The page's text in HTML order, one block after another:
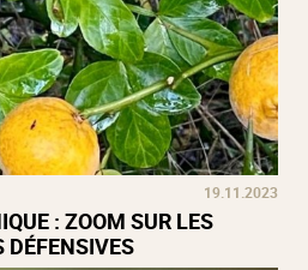
19.11.2023
: ZOOM SUR LES
DÉFENSIVES